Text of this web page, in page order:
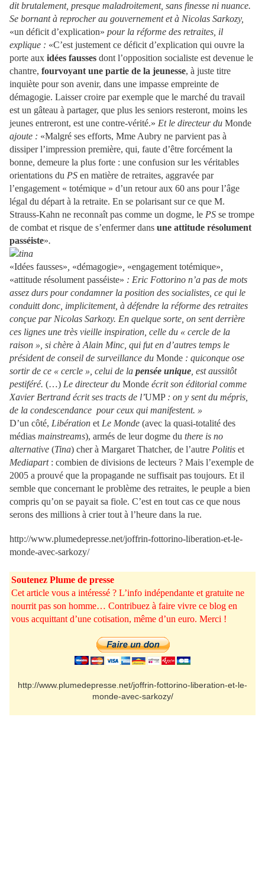
dit brutalement, presque maladroitement, sans finesse ni nuance.
Se bornant à reprocher au gouvernement et à Nicolas Sarkozy,
«un déficit d’explication» pour la réforme des retraites, il
explique : «C’est justement ce déficit d’explication qui ouvre la
porte aux idées fausses dont l’opposition socialiste est devenue le
chantre, fourvoyant une partie de la jeunesse, à juste titre
inquiète pour son avenir, dans une impasse empreinte de
démagogie. Laisser croire par exemple que le marché du travail
est un gâteau à partager, que plus les seniors resteront, moins les
jeunes entreront, est une contre-vérité.» Et le directeur du Monde
ajoute : «Malgré ses efforts, Mme Aubry ne parvient pas à
dissiper l’impression première, qui, faute d’être forcément la
bonne, demeure la plus forte : une confusion sur les véritables
orientations du PS en matière de retraites, aggravée par
l’engagement « totémique » d’un retour aux 60 ans pour l’âge
légal du départ à la retraite. En se polarisant sur ce que M.
Strauss-Kahn ne reconnaît pas comme un dogme, le PS se trompe
de combat et risque de s’enfermer dans une attitude résolument
passéiste».
«Idées fausses» «démagogie» «engagement totémique»
«attitude résolument passéiste» : Eric Fottorino n’a pas de mots
assez durs pour condamner la position des socialistes, ce qui le
conduitt donc, implicitement, à défendre la réforme des retraites
conçue par Nicolas Sarkozy. En quelque sorte, on sent derrière
ces lignes une très vieille inspiration, celle du « cercle de la
raison », si chère à Alain Minc, qui fut en d’autres temps le
président de conseil de surveillance du Monde : quiconque ose
sortir de ce « cercle », celui de la pensée unique , est aussitôt
pestiféré. (…) Le directeur du Monde écrit son éditorial comme
Xavier Bertrand écrit ses tracts de l’UMP : on y sent du mépris,
de la condescendance pour ceux qui manifestent. »
D’un côté, Libération et Le Monde (avec la quasi-totalité des
médias mainstreams), armés de leur dogme du there is no
alternative (Tina) cher à Margaret Thatcher, de l’autre Politis et
Mediapart: combien de divisions de lecteurs ? Mais l’exemple de
2005 a prouvé que la propagande ne suffisait pas toujours. Et il
semble que concernant le problème des retraites, le peuple a bien
compris qu’on se payait sa fiole. C’est en tout cas ce que nous
serons des millions à crier tout à l’heure dans la rue.
http://www.plumedepresse.net/joffrin-fottorino-liberation-et-le-
monde-avec-sarkozy/
Soutenez Plume de presse
Cet article vous a intéressé ? L’info indépendante et gratuite ne
nourrit pas son homme… Contribuez à faire vivre ce blog en
vous acquittant d’une cotisation, même d’un euro. Merci !
http://www.plumedepresse.net/joffrin-fottorino-liberation-et-le-
monde-avec-sarkozy/